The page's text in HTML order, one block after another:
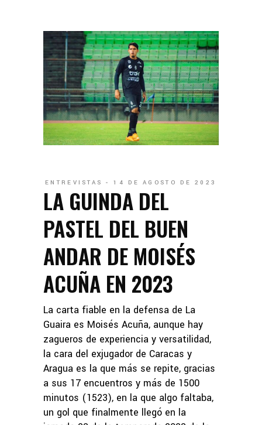
ENTREVISTAS 14 DE AGOSTO DE 2023
LA GUINDA DEL
PASTEL DEL BUEN
ANDAR DE MOISÉS
ACUÑA EN 2023
La carta fiable en la defensa de La
Guaira es Moisés Acuña, aunque hay
zagueros de experiencia y versatilidad,
la cara del exjugador de Caracas y
Aragua es la que más se repite, gracias
a sus 17 encuentros y más de 1500
minutos (1523), en la que algo faltaba,
un gol que finalmente llegó en la